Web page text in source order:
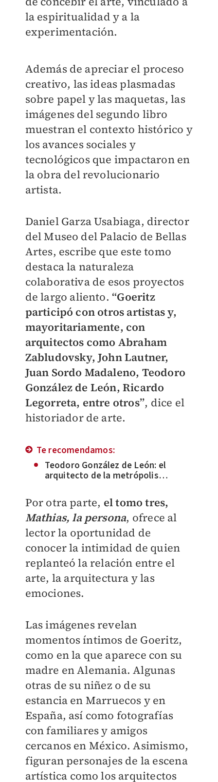
la espiritualidad y a la
experimentación.
Además de apreciar el proceso
creativo, las ideas plasmadas
sobre papel y las maquetas, las
imágenes del segundo libro
muestran el contexto histórico y
los avances sociales y
tecnológicos que impactaron en
la obra del revolucionario
artista.
Daniel Garza Usabiaga, director
del Museo del Palacio de Bellas
Artes, escribe que este tomo
destaca la naturaleza
colaborativa de esos proyectos
de largo aliento.“Goeritz
participó con otros artistas y,
mayoritariamente, con
arquitectos como Abraham
Zabludovsky, John Lautner,
Juan Sordo Madaleno, Teodoro
González de León, Ricardo
Legorreta, entre otros”, dice el
historiador de arte.
Te recomendamos:
Teodoro González de León: el
arquitecto de la metrópolis
Por otra parte, el tomo tres,
Mathias, la persona, ofrece al
lector la oportunidad de
conocer la intimidad de quien
replanteó la relación entre el
arte, la arquitectura y las
emociones.
Las imágenes revelan
momentos íntimos de Goeritz,
como en la que aparece con su
madre en Alemania. Algunas
otras de su niñez o de su
estancia en Marruecos y en
España, así como fotografías
con familiares y amigos
cercanos en México. Asimismo,
figuran personajes de la escena
artística como los arquitectos